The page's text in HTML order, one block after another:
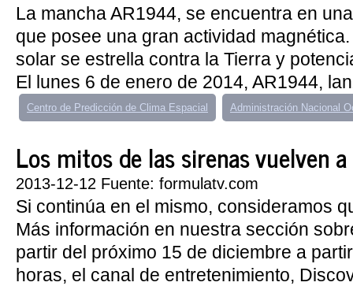
La mancha AR1944, se encuentra en
que posee una gran actividad
solar se estrella contra la Tierra y
El lunes 6 de enero de 2014, AR1944,
Centro de Predicción de Clima Espacial Administración Nacional
Los mitos de las sirenas vuelven
2013-12-12 Fuente: formulatv.com
Si continúa en el mismo, consideramos
Más información en nuestra sección
partir del próximo 15 de diciembre a
horas, el canal de entretenimiento,